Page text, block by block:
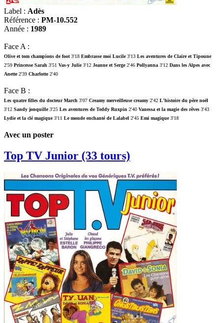
Label : Adès
Référence : PM-10.552
Année : 1989
Face A :
Olive et tom champions de foot 3'18 Embrasse moi Lucile3'13 Les aventures de Claire et Tipoune
2'59 Princesse Sarah 3'51 Vas-y Julie3'12 Jeanne et Serge2'46 Pollyanna 3'12 Dans les Alpes avec
Anette2'39 Charlotte2'40
Face B :
Les quatre filles du docteur March 3'07 Creamy merveilleuse creamy 2'42 L'histoire du père noël
3'12 Sandy jonquille3'25 Les aventures de Teddy Ruxpin 2'40 Vanessa et la magie des rêves 3'43
Lydie et la clé magique3'11 Le monde enchanté de Lalabel 2'45 Emi magique3'18
Avec un poster
Top TV Junior (33 tours)